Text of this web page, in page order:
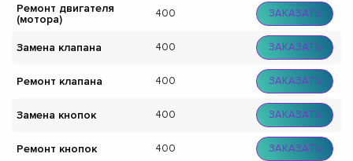
Ремонт двигателя
(мотора)
400 ЗАКАЗАТЬ
Замена клапана 400 ЗАКАЗАТЬ
Ремонт клапана 400 ЗАКАЗАТЬ
Замена кнопок 400 ЗАКАЗАТЬ
Ремонт кнопок 400 ЗАКАЗАТЬ